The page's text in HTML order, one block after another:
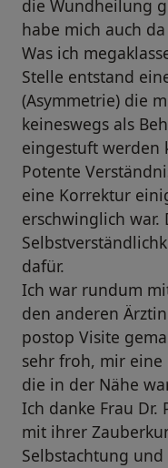
die Wundheilung
habe mich auch
Was ich
Stelle entstand
(Asymmetrie) die
keineswegs als
eingestuft werden
Potente
eine Korrektur
erschwinglich war.
dafür.
Ich war rundum
den anderen
postop Visite
sehr froh, mir eine
die in der Nähe
Ich danke Frau Dr.
mit ihrer
Selbstachtung